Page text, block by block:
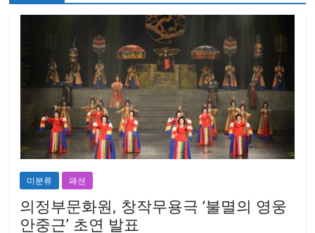
미분류 패션
의정부문화원, 창작무용극 ‘불멸의 영웅
안중근’ 초연 발표